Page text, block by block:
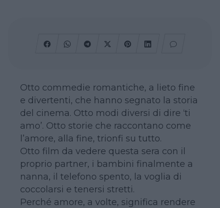
Otto commedie romantiche, a lieto fine
e divertenti, che hanno segnato la storia
del cinema. Otto modi diversi di dire ‘ti
amo’. Otto storie che raccontano come
l’amore, alla fine, trionfi su tutto.
Otto film da vedere questa sera con il
proprio partner, i bambini finalmente a
nanna, il telefono spento, la voglia di
coccolarsi e tenersi stretti.
Perché amore, a volte, significa rendere